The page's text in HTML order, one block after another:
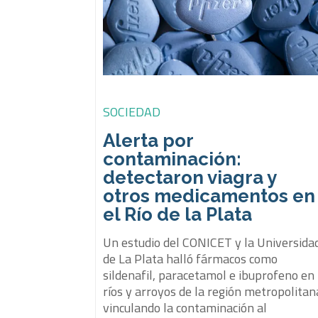
SOCIEDAD
Alerta por
contaminación:
detectaron viagra y
otros medicamentos en
el Río de la Plata
Un estudio del CONICET y la
de La Plata halló fármacos como
sildenafil, paracetamol e ibuprofeno en
ríos y arroyos de la región
vinculando la contaminación al